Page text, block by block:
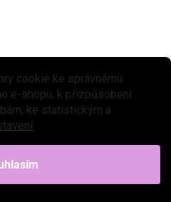
cookie ke správnému
e-shopu, k přizpůsobení
ke statistickým a
Motorický stolek s